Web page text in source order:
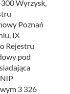
Wyrzysk,
Poznań
IX
Rejestru
pod
3 326